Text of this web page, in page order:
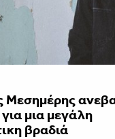
μια μεγάλη
βραδιά